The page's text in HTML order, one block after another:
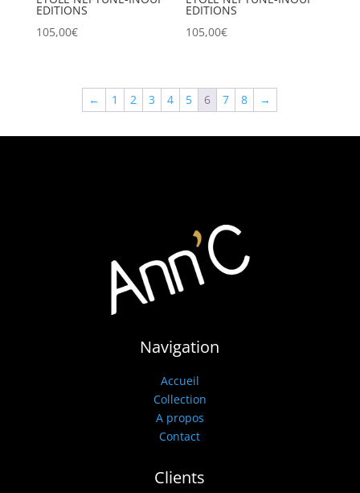
EDITIONS
105,00€
EDITIONS
105,00€
← 1 2 3 4 5 6 7 8 →
Navigation
Accueil
Collection
A propos
Contact
Clients